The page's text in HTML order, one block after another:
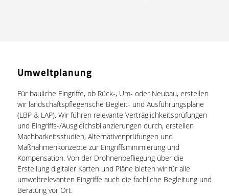
Umweltplanung
Für bauliche Eingriffe, ob Rück-, Um- oder Neubau, erstellen
wir landschaftspflegerische Begleit- und Ausführungspläne
(LBP & LAP). Wir führen relevante Verträglichkeitsprüfungen
und Eingriffs-/Ausgleichsbilanzierungen durch, erstellen
Machbarkeitsstudien, Alternativenprüfungen und
Maßnahmenkonzepte zur Eingriffsminimierung und
Kompensation. Von der Drohnenbefliegung über die
Erstellung digitaler Karten und Pläne bieten wir für alle
umweltrelevanten Eingriffe auch die fachliche Begleitung und
Beratung vor Ort.